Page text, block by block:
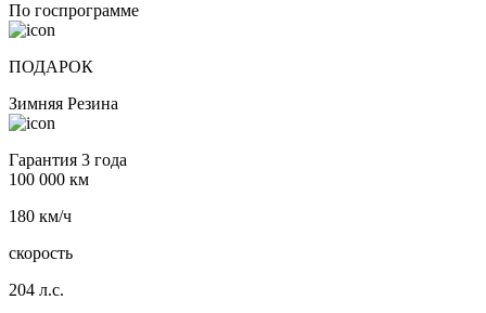
По госпрограмме
ПОДАРОК
Зимняя Резина
Гарантия 3 года
100 000 км
180 км/ч
скорость
204 л.с.